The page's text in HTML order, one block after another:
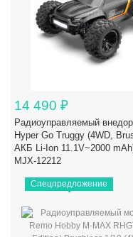
14 490 ₽
Радиоуправляемый
Hyper Go Truggy (4WD,
АКБ Li-Ion 11.1V~2000
MJX-12212
Спецпредложение